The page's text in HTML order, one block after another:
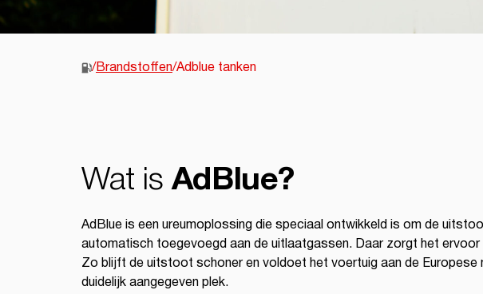
/Brandstoffen/Adblue tanken
Wat isAdBlue?
AdBlue is een ureumoplossing die speciaal ontwikkeld is om de
automatisch toegevoegd aan de uitlaatgassen. Daar zorgt het
Zo blijft de uitstoot schoner en voldoet het voertuig aan de
duidelijk aangegeven plek.